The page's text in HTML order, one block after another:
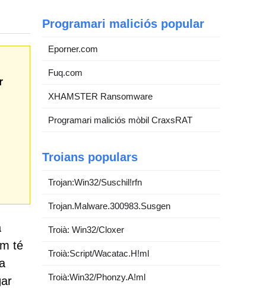
té
Programari maliciós popular
Eporner.com
Fuq.com
XHAMSTER Ransomware
Programari maliciós mòbil CraxsRAT
Troians populars
Trojan:Win32/Suschil!rfn
Trojan.Malware.300983.Susgen
Troià: Win32/Cloxer
Troià:Script/Wacatac.H!ml
Troià:Win32/Phonzy.A!ml